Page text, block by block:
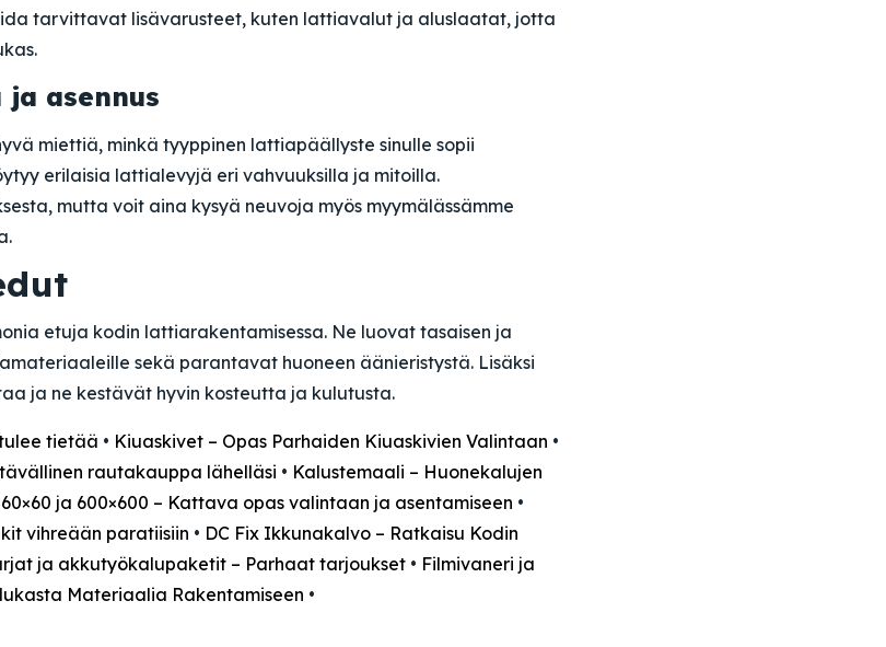
tarvittavat lisävarusteet, kuten lattiavalut ja aluslaatat, jotta
asennus
miettiä, minkä tyyppinen lattiapäällyste sinulle sopii
erilaisia lattialevyjä eri vahvuuksilla ja mitoilla.
mutta voit aina kysyä neuvoja myös myymälässämme
etuja kodin lattiarakentamisessa. Ne luovat tasaisen ja
sekä parantavat huoneen äänieristystä. Lisäksi
ja ne kestävät hyvin kosteutta ja kulutusta.
tietää • Kiuaskivet – Opas Parhaiden Kiuaskivien Valintaan •
rautakauppa lähelläsi • Kalustemaali – Huonekalujen
ja 600×600 – Kattava opas valintaan ja asentamiseen •
vihreään paratiisiin • DC Fix Ikkunakalvo – Ratkaisu Kodin
ja akkutyökalupaketit – Parhaat tarjoukset • Filmivaneri ja
Materiaalia Rakentamiseen •